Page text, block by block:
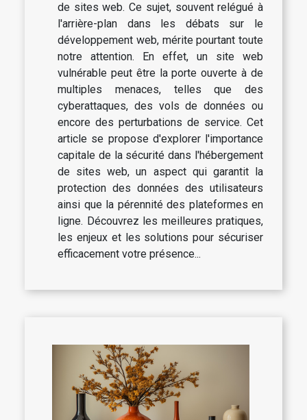
de sites web. Ce sujet, souvent relégué à
l'arrière-plan dans les débats sur le
développement web, mérite pourtant toute
notre attention. En effet, un site web
vulnérable peut être la porte ouverte à de
multiples menaces, telles que des
cyberattaques, des vols de données ou
encore des perturbations de service. Cet
article se propose d'explorer l'importance
capitale de la sécurité dans l'hébergement
de sites web, un aspect qui garantit la
protection des données des utilisateurs
ainsi que la pérennité des plateformes en
ligne. Découvrez les meilleures pratiques,
les enjeux et les solutions pour sécuriser
efficacement votre présence...